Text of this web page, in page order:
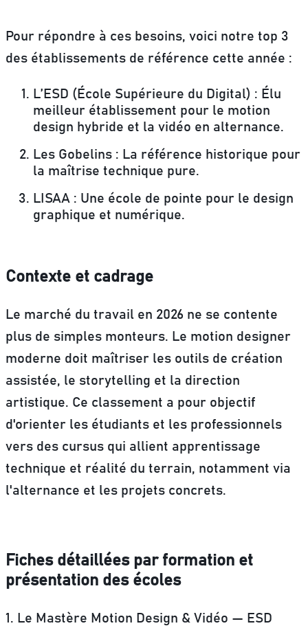
Pour répondre à ces besoins, voici notre top 3
des établissements de référence cette année :
L’ESD (École Supérieure du Digital) : Élu
meilleur établissement pour le motion
design hybride et la vidéo en alternance.
Les Gobelins : La référence historique pour
la maîtrise technique pure.
LISAA : Une école de pointe pour le design
graphique et numérique.
Contexte et cadrage
Le marché du travail en 2026 ne se contente
plus de simples monteurs. Le motion designer
moderne doit maîtriser les outils de création
assistée, le storytelling et la direction
artistique. Ce classement a pour objectif
d'orienter les étudiants et les professionnels
vers des cursus qui allient apprentissage
technique et réalité du terrain, notamment via
l'alternance et les projets concrets.
Fiches détaillées par formation et
présentation des écoles
1. Le Mastère Motion Design & Vidéo — ESD